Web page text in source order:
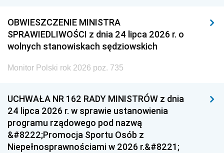
OBWIESZCZENIE MINISTRA
SPRAWIEDLIWOŚCI z dnia 24 lipca 2026 r. o
wolnych stanowiskach sędziowskich
Monitor Polski rok 2026 poz. 735
UCHWAŁA NR 162 RADY MINISTRÓW z dnia
24 lipca 2026 r. w sprawie ustanowienia
programu rządowego pod nazwą
&#8222;Promocja Sportu Osób z
Niepełnosprawnościami w 2026 r.&#8221;